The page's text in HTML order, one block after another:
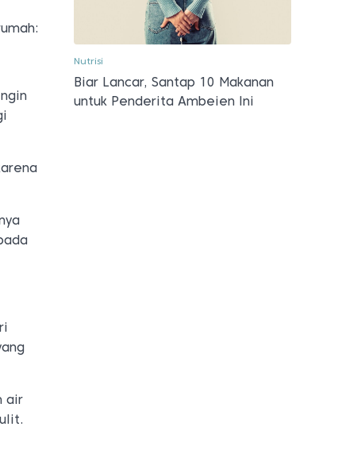
air
Nutrisi
Biar Lancar, Santap 10 Makanan
untuk Penderita Ambeien Ini